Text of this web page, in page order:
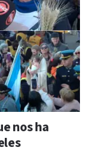
nos ha